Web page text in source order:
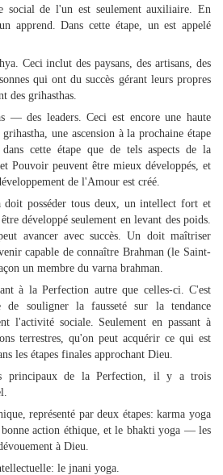
social de l'un est seulement auxiliaire. En
apprend. Dans cette étape, un est appelé
Ceci inclut des paysans, des artisans, des
qui ont du succès gérant leurs propres
des grihasthas.
— des leaders. Ceci est encore une haute
une ascension à la prochaine étape
cette étape que de tels aspects de la
Pouvoir peuvent être mieux développés, et
de l'Amour est créé.
doit posséder tous deux, un intellect fort et
développé seulement en levant des poids.
avancer avec succès. Un doit maîtriser
capable de connaître Brahman (le Saint-
un membre du varna brahman.
à la Perfection autre que celles-ci. C'est
de souligner la fausseté sur la tendance
l'activité sociale. Seulement en passant à
terrestres, qu'on peut acquérir ce qui est
les étapes finales approchant Dieu.
principaux de la Perfection, il y a trois
représenté par deux étapes: karma yoga
action éthique, et le bhakti yoga — les
à Dieu.
le jnani yoga.